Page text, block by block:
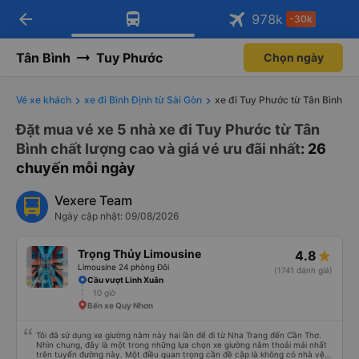
Tải app Vexere ngay!
Nhận ưu đãi thành viên độc
Mở app
Tải app Vexere
-30k/ghế khi đặt vé máy bay qua
Mở app
arrow_back 978k -30k
Tân Bình Tuy Phước Chọn ngày
Vé xe khách xe đi Bình Định từ Sài Gòn xe đi Tuy Phước từ Tân Bình
Đặt mua vé xe 5 nhà xe đi Tuy Phước từ Tân
Bình chất lượng cao và giá vé ưu đãi nhất: 26
chuyến mỗi ngày
Vexere Team
Ngày cập nhật: 09/08/2026
Trọng Thủy Limousine
Limousine 24 phòng Đôi
4.8
(1741 đánh giá)
Cầu vượt Linh Xuân
10 giờ
Bến xe Quy Nhơn
Tôi đã sử dụng xe giường nằm này hai lần để đi từ Nha Trang đến Cần Thơ.
Nhìn chung, đây là một trong những lựa chọn xe giường nằm thoải mái nhất
trên tuyến đường này. Một điều quan trọng cần đề cập là không có nhà vệ